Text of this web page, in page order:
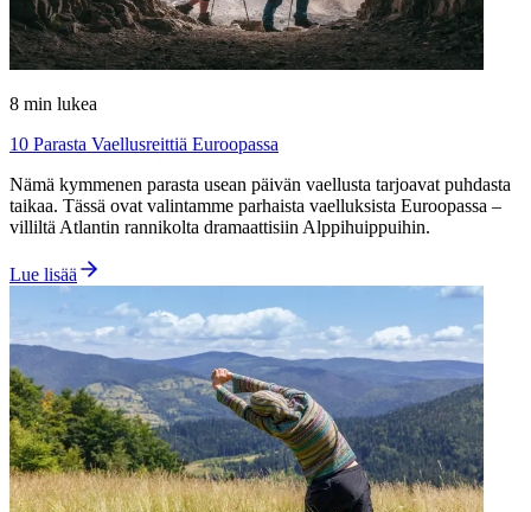
8 min lukea
10 Parasta Vaellusreittiä Euroopassa
Nämä kymmenen parasta usean päivän vaellusta tarjoavat puhdasta
taikaa. Tässä ovat valintamme parhaista vaelluksista Euroopassa –
villiltä Atlantin rannikolta dramaattisiin Alppihuippuihin.
Lue lisää